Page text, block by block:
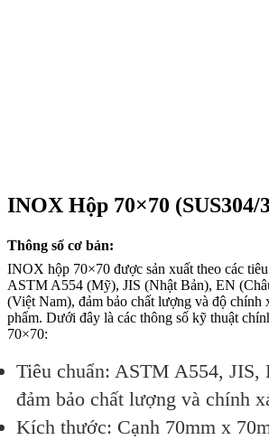
INOX Hộp 70×70 (SUS304/
Thông số cơ bản:
INOX hộp 70×70 được sản xuất theo các
ASTM A554 (Mỹ), JIS (Nhật Bản), EN
(Việt Nam), đảm bảo chất lượng và độ chính
phẩm. Dưới đây là các thông số kỹ thuật
70×70:
Tiêu chuẩn: ASTM A554, JIS,
đảm bảo chất lượng và chính
Kích thước: Cạnh 70mm x